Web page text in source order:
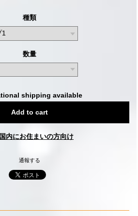
種類
数量
shipping available
Add to cart
内にお住まいの方向け
通報する